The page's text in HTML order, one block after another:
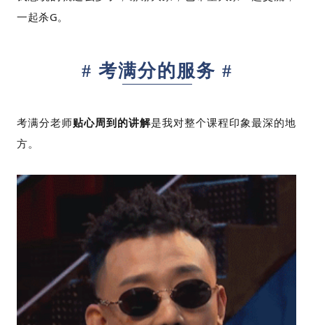
一起杀G。
# 考满分的服务 #
考满分老师贴心周到的讲解是我对整个课程印象最深的地
方。